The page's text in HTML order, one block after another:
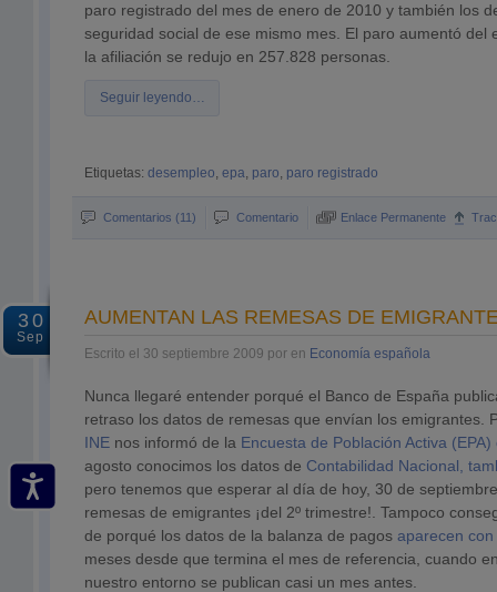
paro registrado del mes de enero de 2010 y también los
seguridad social de ese mismo mes. El paro aumentó del
la afiliación se redujo en 257.828 personas.
Seguir leyendo…
Etiquetas: desempleo, epa, paro, paro registrado
Comentarios (11) Comentario Enlace Permanente
30
Sep
AUMENTAN LAS REMESAS DE
Escrito el 30 septiembre 2009 por en Economía española
Nunca llegaré entender porqué el Banco de España
retraso los datos de remesas que envían los emigrantes.
INE nos informó de la Encuesta de Población Activa (EPA)
agosto conocimos los datos de Contabilidad Nacional,
pero tenemos que esperar al día de hoy, 30 de
remesas de emigrantes ¡del 2º trimestre!. Tampoco
de porqué los datos de la balanza de pagos aparecen
meses desde que termina el mes de referencia, cuando
nuestro entorno se publican casi un mes antes.